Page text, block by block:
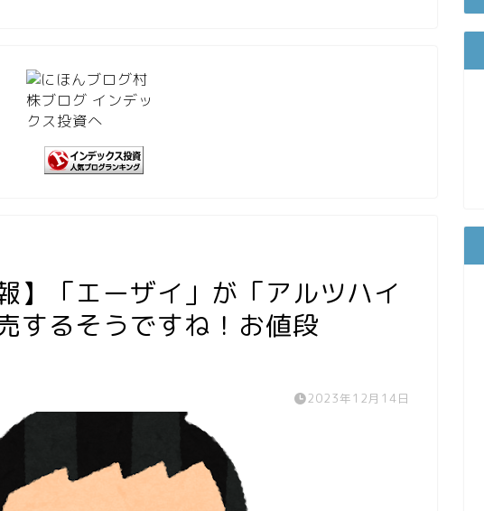
】「エーザイ」が「アルツハイ
するそうですね！お値段
2023年12月14日